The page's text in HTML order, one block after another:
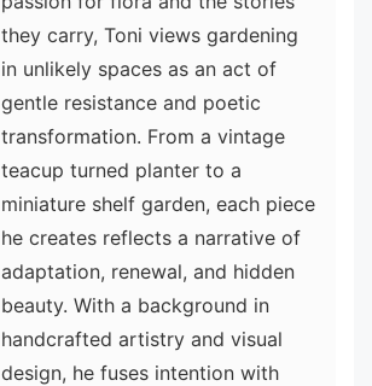
they carry, Toni views gardening
in unlikely spaces as an act of
gentle resistance and poetic
transformation. From a vintage
teacup turned planter to a
miniature shelf garden, each piece
he creates reflects a narrative of
adaptation, renewal, and hidden
beauty. With a background in
handcrafted artistry and visual
design, he fuses intention with